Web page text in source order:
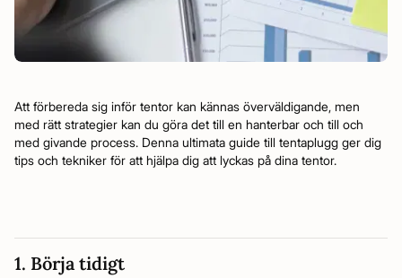
Att förbereda sig inför tentor kan kännas överväldigande, men
med rätt strategier kan du göra det till en hanterbar och till och
med givande process. Denna ultimata guide till tentaplugg ger dig
tips och tekniker för att hjälpa dig att lyckas på dina tentor.
1. Börja tidigt